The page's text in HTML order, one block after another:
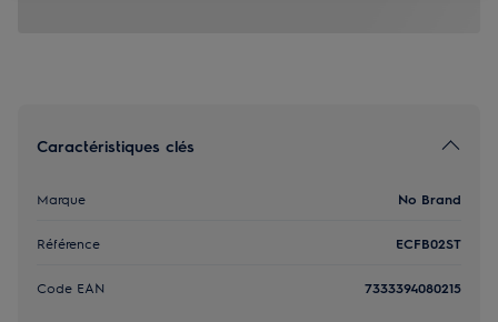
Caractéristiques clés
Marque No Brand
Référence ECFB02ST
Code EAN 7333394080215